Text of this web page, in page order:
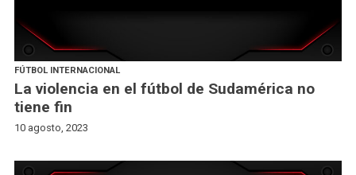
FÚTBOL INTERNACIONAL
La violencia en el fútbol de Sudamérica no
tiene fin
10 agosto, 2023